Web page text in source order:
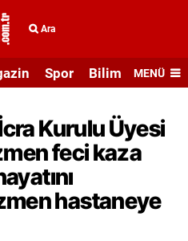
Ara
Spor Bilim veMENÜ
Kurulu Üyesi
feci kaza
hastaneye